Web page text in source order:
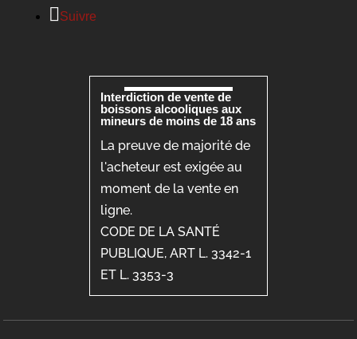
Suivre
Interdiction de vente de
boissons alcooliques aux
mineurs de moins de 18 ans
La preuve de majorité de
l'acheteur est exigée au
moment de la vente en
ligne.
CODE DE LA SANTÉ
PUBLIQUE, ART L. 3342-1
ET L. 3353-3